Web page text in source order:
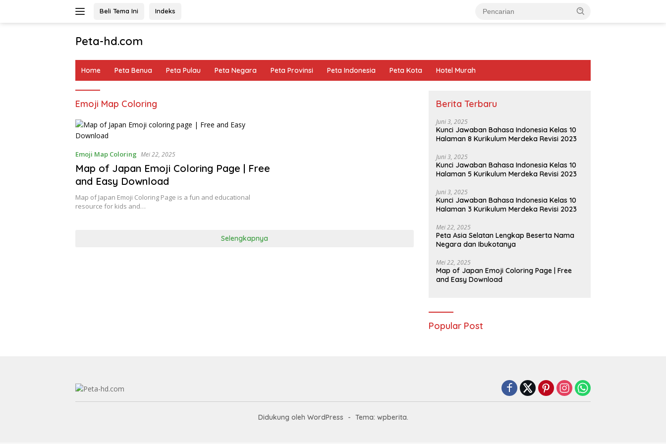
Beli Tema Ini Indeks
Peta-hd.com
Gambar
HD
Home Peta Benua Peta Pulau Peta Negara Peta Provinsi Peta Indonesia Peta Kota Hotel Murah
Emoji Map Coloring
Emoji Map Coloring Mei 22, 2025
Map of Japan Emoji Coloring Page | Free
and Easy Download
Map of Japan Emoji Coloring Page is a fun and educational
resource for kids and…
Selengkapnya
Berita Terbaru
Juni 3, 2025
Kunci Jawaban Bahasa Indonesia Kelas 10
Halaman 8 Kurikulum Merdeka Revisi 2023
Juni 3, 2025
Kunci Jawaban Bahasa Indonesia Kelas 10
Halaman 5 Kurikulum Merdeka Revisi 2023
Juni 3, 2025
Kunci Jawaban Bahasa Indonesia Kelas 10
Halaman 3 Kurikulum Merdeka Revisi 2023
Mei 22, 2025
Peta Asia Selatan Lengkap Beserta Nama
Negara dan Ibukotanya
Mei 22, 2025
Map of Japan Emoji Coloring Page | Free
and Easy Download
Popular Post
Didukung oleh WordPress - Tema: wpberita.